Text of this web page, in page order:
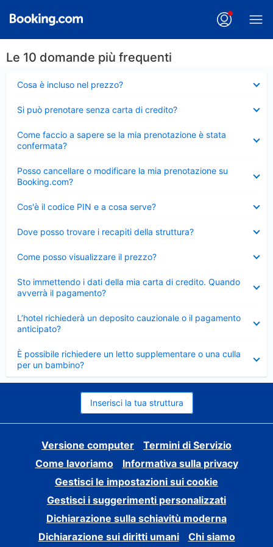
Le 10 domande più frequenti
Cosa è incluso nel prezzo?
chiuso
Si può prenotare senza carta di credito?
chiuso
Come faccio a sapere se la mia prenotazione è stata
confermata?
chiuso
Posso cancellare o modificare la mia prenotazione su
Booking.com?
chiuso
Cos'è il codice PIN e a cosa serve?
chiuso
Dove posso trovare i recapiti della struttura?
chiuso
Come posso visualizzare il prezzo?
chiuso
Sto immettendo i dati della mia carta di credito. Quando
avverrà il pagamento?
chiuso
L’hotel richiederà un deposito cauzionale o il pagamento
anticipato?
chiuso
È possibile richiedere un letto supplementare o una culla
per un bambino?
Elemento
chiuso
Inserisci la tua struttura
Versione computer
Termini di Servizio
Come lavoriamo
Informativa sulla privacy
Gestisci le impostazioni sui cookie
Gestisci i suggerimenti personalizzati
Dichiarazione sulla schiavitù moderna
Dichiarazione sui diritti umani
Chi siamo